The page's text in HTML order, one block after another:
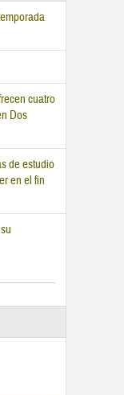
cuatro
Dos
de estudio
en el fin